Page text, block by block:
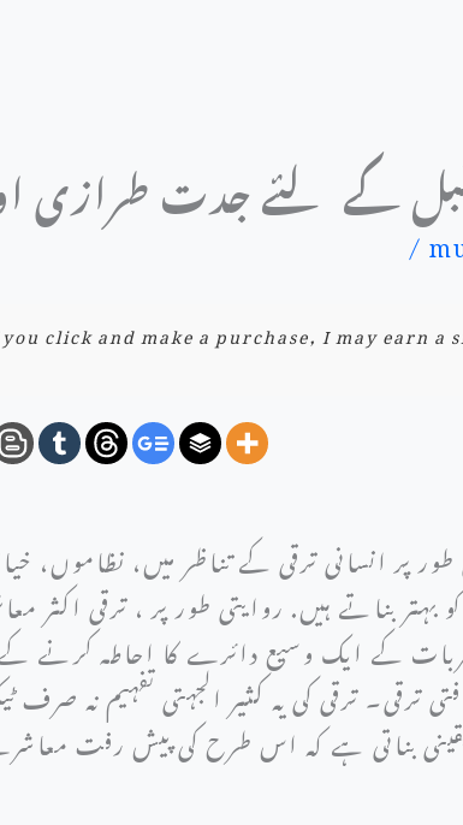
کے لئے جدت طرازی
/
click and make a purchase, I may earn a
طور پر انسانی ترقی کے تناظر میں،
بناتے ہیں. روایتی طور پر ، ترقی اکثر
کے ایک وسیع دائرے کا احاطہ کرنے
ترقی۔ ترقی کی یہ کثیر الجہتی تفہیم نہ
بناتی ہے کہ اس طرح کی پیش رفت